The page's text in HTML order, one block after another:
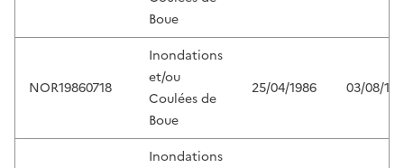
Boue
NOR19860718
Inondations
et/ou
Coulées de
Boue
25/04/1986 03/08/
Inondations